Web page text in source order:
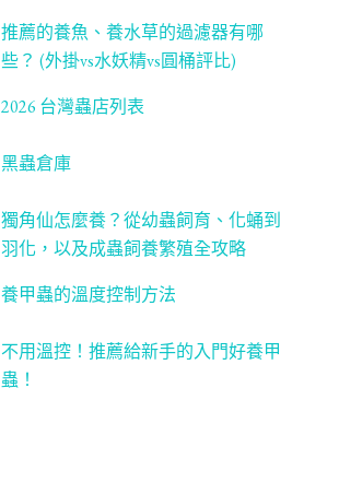
推薦的養魚、養水草的過濾器有哪
些？ (外掛vs水妖精vs圓桶評比)
2026 台灣蟲店列表
黑蟲倉庫
獨角仙怎麼養？從幼蟲飼育、化蛹到
羽化，以及成蟲飼養繁殖全攻略
養甲蟲的溫度控制方法
不用溫控！推薦給新手的入門好養甲
蟲！